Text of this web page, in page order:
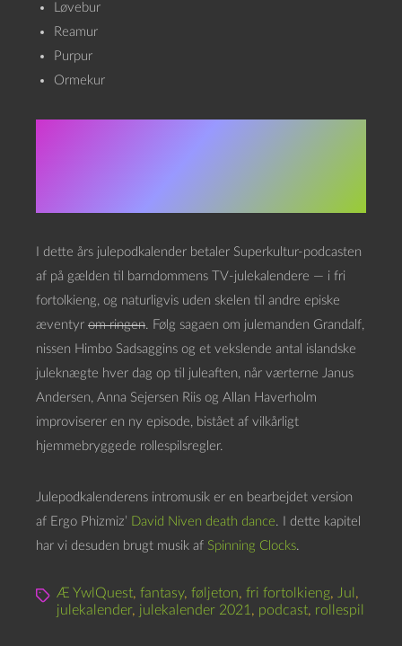
Løvebur
Reamur
Purpur
Ormekur
I dette års julepodkalender betaler Superkultur-podcasten
af på gælden til barndommens TV-julekalendere — i fri
fortolkieng, og naturligvis uden skelen til andre episke
æventyr om ringen. Følg sagaen om julemanden Grandalf,
nissen Himbo Sadsaggins og et vekslende antal islandske
juleknægte hver dag op til juleaften, når værterne Janus
Andersen, Anna Sejersen Riis og Allan Haverholm
improviserer en ny episode, bistået af vilkårligt
hjemmebryggede rollespilsregler.
Julepodkalenderens intromusik er en bearbejdet version
af Ergo Phizmiz’ David Niven death dance. I dette kapitel
har vi desuden brugt musik af Spinning Clocks.
Æ YwlQuest, fantasy, føljeton, fri fortolkieng, Jul ,
julekalender, julekalender 2021 , podcast, rollespil